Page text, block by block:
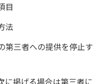
目
法
第三者への提供を停止す
に掲げる場合は第三者に